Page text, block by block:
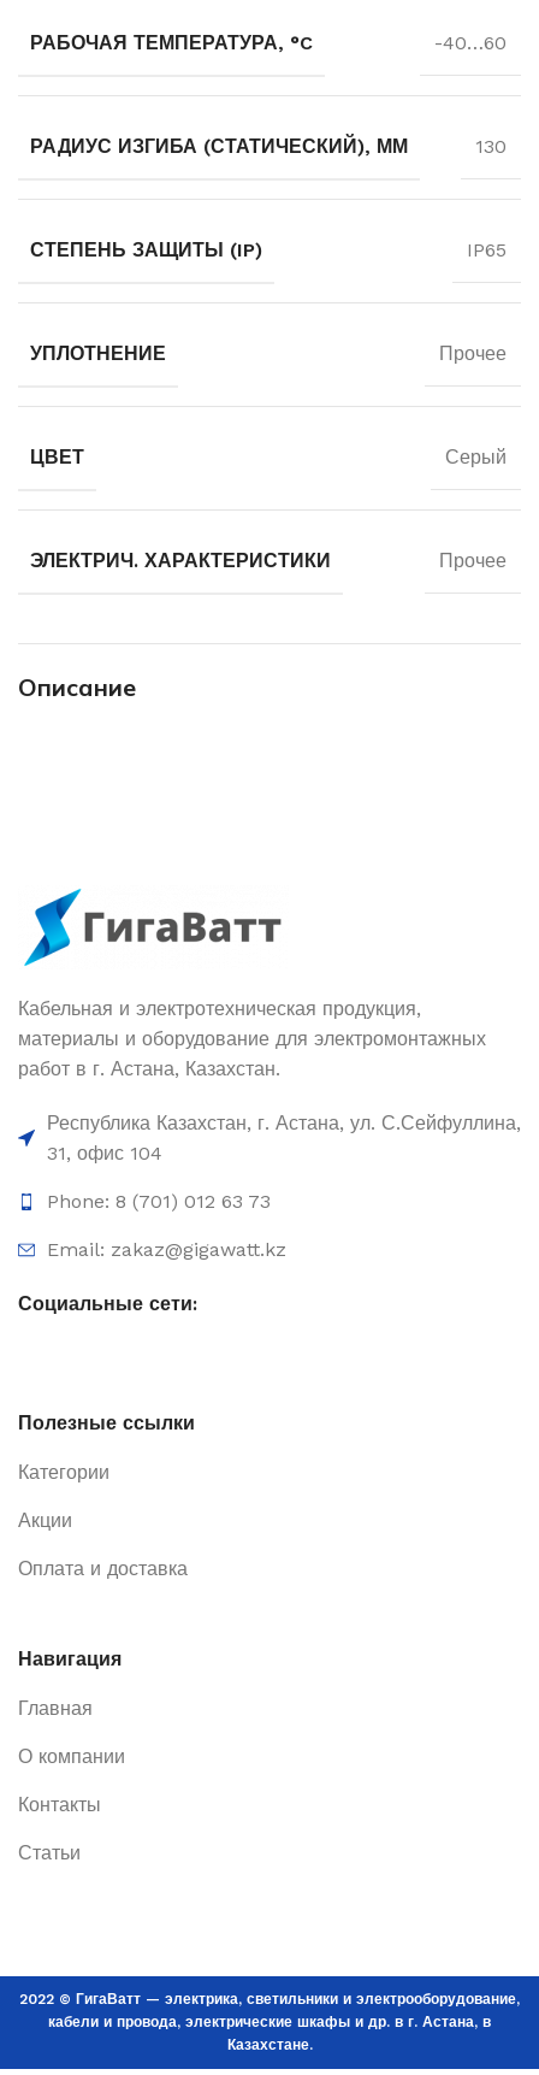
РАБОЧАЯ ТЕМПЕРАТУРА, °C -40…60
РАДИУС ИЗГИБА (СТАТИЧЕСКИЙ), ММ 130
СТЕПЕНЬ ЗАЩИТЫ (IP) IP65
УПЛОТНЕНИЕ Прочее
ЦВЕТ Серый
ЭЛЕКТРИЧ. ХАРАКТЕРИСТИКИ Прочее
Описание
Кабельная и электротехническая продукция,
материалы и оборудование для электромонтажных
работ в г. Астана, Казахстан.
Республика Казахстан, г. Астана, ул. С.Сейфуллина,
31, офис 104
Phone: 8 (701) 012 63 73
Email: zakaz@gigawatt.kz
Социальные сети:
Полезные ссылки
Категории
Акции
Оплата и доставка
Навигация
Главная
О компании
Контакты
Статьи
2022 © ГигаВатт — электрика, светильники и электрооборудование,
кабели и провода, электрические шкафы и др. в г. Астана, в
Казахстане.